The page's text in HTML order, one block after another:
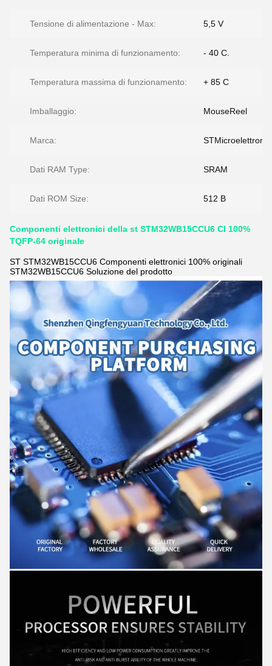
Tensione di alimentazione - Max: 5,5 V
Temperatura minima di funzionamento: - 40 C.
Temperatura massima di funzionamento: + 85 C
Imballaggio: MouseReel
Marca:
Dati RAM Type: SRAM
Dati ROM Size: 512 B
Componenti elettronici della st STM32WB15CCU6 CI 100%
TQFP-64 originale
ST STM32WB15CCU6 Componenti elettronici 100% originali
STM32WB15CCU6 Soluzione del prodotto